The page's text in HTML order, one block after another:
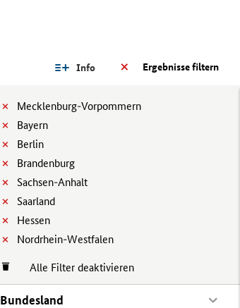
Ergebnisse filtern
Info
Mecklenburg-Vorpommern
Bayern
Berlin
Brandenburg
Sachsen-Anhalt
Saarland
Hessen
Nordrhein-Westfalen
Alle Filter deaktivieren
Bundesland